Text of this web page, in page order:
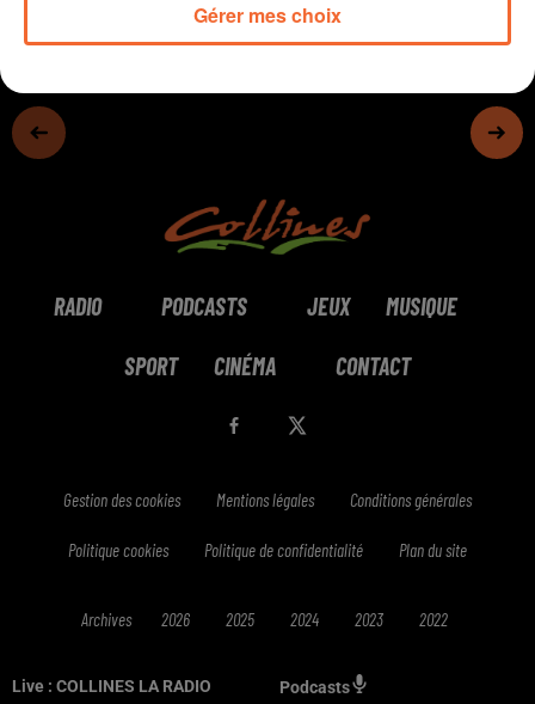
Live : COLLINES LA RADIO Podcasts
RADIO PODCASTS JEUX MUSIQUE
SPORT CINÉMA CONTACT
Gestion des cookies Mentions légales Conditions générales
Politique cookies Politique de confidentialité Plan du site
Archives 2026 2025 2024 2023 2022
Gérer mes choix